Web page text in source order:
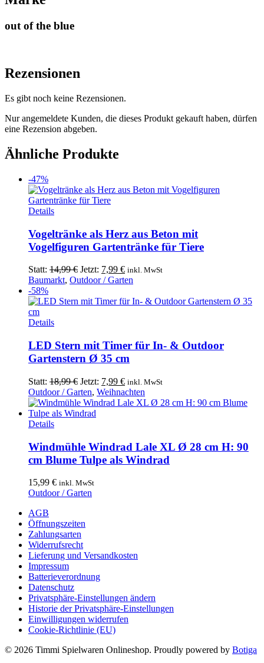
out of the blue
Rezensionen
Es gibt noch keine Rezensionen.
Nur angemeldete Kunden, die dieses Produkt gekauft haben, dürfen
eine Rezension abgeben.
Ähnliche Produkte
-47%
Details
Vogeltränke als Herz aus Beton mit
Vogelfiguren Gartentränke für Tiere
Statt: 14,99€ Ursprünglicher
Preis
14,99 €
Jetzt: 7,99 €Aktueller
Preis
7,99 €.
inkl. MwSt
Baumarkt, Outdoor / Garten
-58%
Details
LED Stern mit Timer für In- & Outdoor
Gartenstern Ø 35 cm
Statt: 18,99€ Ursprünglicher
Preis
war:
18,99 €
Jetzt: 7,99 €Aktueller
Preis
ist:
inkl. MwSt
Outdoor / Garten, Weihnachten
Details
Windmühle Windrad Lale XL Ø 28 cm H: 90
cm Blume Tulpe als Windrad
15,99 € inkl. MwSt
Outdoor / Garten
AGB
Öffnungszeiten
Zahlungsarten
Widerrufsrecht
Lieferung und Versandkosten
Impressum
Batterieverordnung
Datenschutz
Privatsphäre-Einstellungen ändern
Historie der Privatsphäre-Einstellungen
Einwilligungen widerrufen
Cookie-Richtlinie (EU)
© 2026 Timmi Spielwaren Onlineshop. Proudly powered by Botiga